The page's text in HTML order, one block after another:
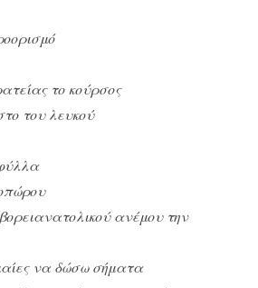
το κούρσος
του λευκού
ανέμου την
να δώσω σήματα